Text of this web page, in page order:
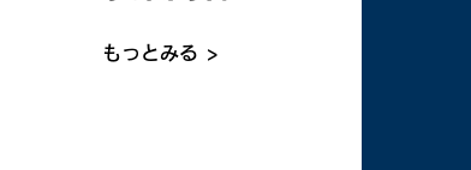
もっとみる >